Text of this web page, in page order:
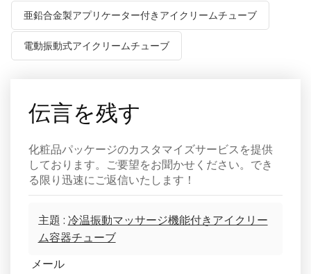
亜鉛合金製アプリケーター付きアイクリームチューブ
電動振動式アイクリームチューブ
伝言を残す
化粧品パッケージのカスタマイズサービスを提供
しております。ご要望をお聞かせください。でき
る限り迅速にご返信いたします！
主題 : 冷温振動マッサージ機能付きアイクリー
ム容器チューブ
メール